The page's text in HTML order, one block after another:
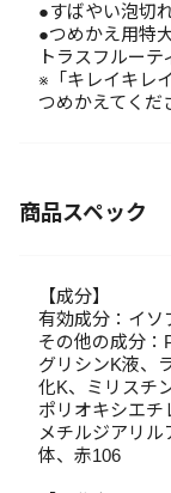
●すばやい泡切
●つめかえ用特
トラスフルーテ
※「キレイキレ
つめかえてくだ
商品スペック
【成分】
有効成分：イソ
その他の成分：
グリシンK液、
化K、ミリスチ
ポリオキシエチ
メチルジアリ
体、赤106